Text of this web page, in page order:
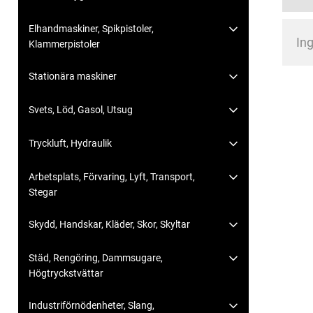
Elhandmaskiner, Spikpistoler,
Klammerpistoler
Stationära maskiner
Svets, Löd, Gasol, Utsug
Tryckluft, Hydraulik
Arbetsplats, Förvaring, Lyft, Transport,
Stegar
Skydd, Handskar, Kläder, Skor, Skyltar
Städ, Rengöring, Dammsugare,
Högtryckstvättar
Industriförnödenheter, Slang,